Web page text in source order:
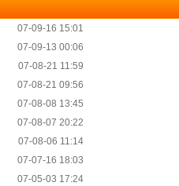
07-09-16 15:01
07-09-13 00:06
07-08-21 11:59
07-08-21 09:56
07-08-08 13:45
07-08-07 20:22
07-08-06 11:14
07-07-16 18:03
07-05-03 17:24